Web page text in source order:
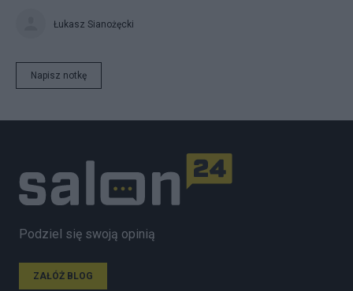
Łukasz Sianożęcki
Napisz notkę
Podziel się swoją opinią
ZAŁÓŻ BLOG